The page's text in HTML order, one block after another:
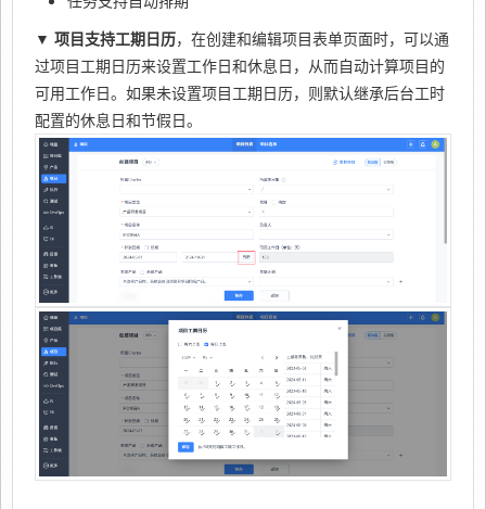
▼ 项目支持工期日历，在创建和编辑项目表单页面时，可以通
过项目工期日历来设置工作日和休息日，从而自动计算项目的
可用工作日。如果未设置项目工期日历，则默认继承后台工时
配置的休息日和节假日。